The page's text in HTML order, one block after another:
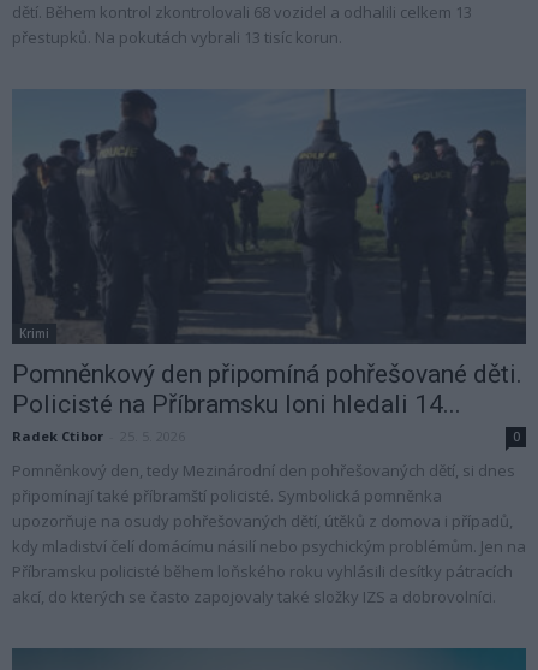
dětí. Během kontrol zkontrolovali 68 vozidel a odhalili celkem 13
přestupků. Na pokutách vybrali 13 tisíc korun.
Krimi
Pomněnkový den připomíná pohřešované děti.
Policisté na Příbramsku loni hledali 14...
Radek Ctibor 0
Pomněnkový den, tedy Mezinárodní den pohřešovaných dětí, si dnes
připomínají také příbramští policisté. Symbolická pomněnka
upozorňuje na osudy pohřešovaných dětí, útěků z domova i případů,
kdy mladiství čelí domácímu násilí nebo psychickým problémům. Jen na
Příbramsku policisté během loňského roku vyhlásili desítky pátracích
akcí, do kterých se často zapojovaly také složky IZS a dobrovolníci.